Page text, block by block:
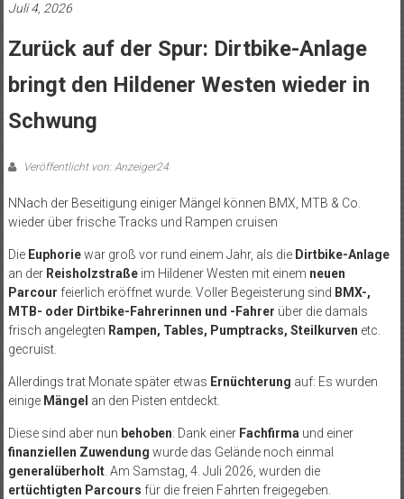
Juli 4, 2026
Zurück auf der Spur: Dirtbike-Anlage
bringt den Hildener Westen wieder in
Schwung
Veröffentlicht von: Anzeiger24
NNach der Beseitigung einiger Mängel können BMX, MTB & Co.
wieder über frische Tracks und Rampen cruisen
Die Euphoriewar groß vor rund einem Jahr, als die Dirtbike-Anlage
an der Reisholzstraßeim Hildener Westen mit einem neuen
Parcour feierlich eröffnet wurde. Voller Begeisterung sind BMX-,
MTB- oder Dirtbike-Fahrerinnen und -Fahrer über die damals
frisch angelegten Rampen, Tables, Pumptracks, Steilkurven etc.
gecruist.
Allerdings trat Monate später etwas Ernüchterung auf: Es wurden
einige Mängel an den Pisten entdeckt.
Diese sind aber nun behoben: Dank einer Fachfirmaund einer
finanziellen Zuwendung wurde das Gelände noch einmal
generalüberholt. Am Samstag, 4. Juli 2026, wurden die
ertüchtigten Parcours für die freien Fahrten freigegeben.